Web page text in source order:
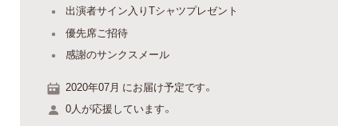
出演者サイン入りTシャツプレゼント
優先席ご招待
感謝のサンクスメール
2020年07月 にお届け予定です。
0人が応援しています。